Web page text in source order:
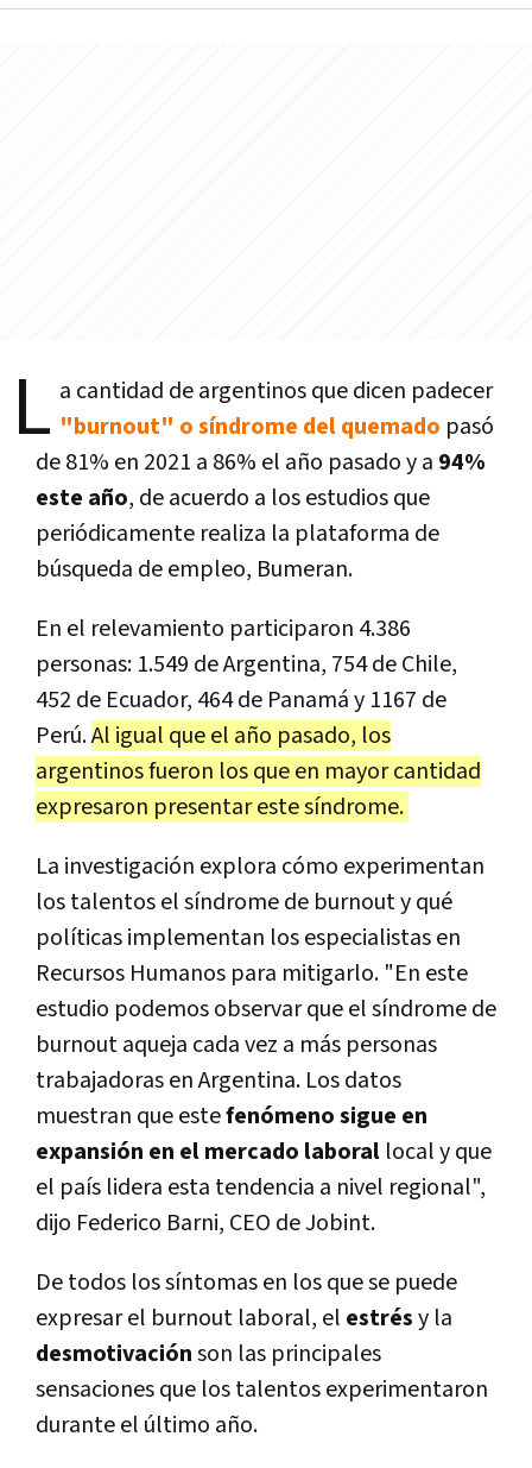
L a cantidad de argentinos que dicen padecer
"burnout" o síndrome del quemado pasó
de 81% en 2021 a 86% el año pasado y a 94%
este año, de acuerdo a los estudios que
periódicamente realiza la plataforma de
búsqueda de empleo, Bumeran.
En el relevamiento participaron 4.386
personas: 1.549 de Argentina, 754 de Chile,
452 de Ecuador, 464 de Panamá y 1167 de
Perú.Al igual que el año pasado, los
argentinos fueron los que en mayor cantidad
expresaron presentar este síndrome.
La investigación explora cómo experimentan
los talentos el síndrome de burnout y qué
políticas implementan los especialistas en
Recursos Humanos para mitigarlo. "En este
estudio podemos observar que el síndrome de
burnout aqueja cada vez a más personas
trabajadoras en Argentina. Los datos
muestran que estefenómeno sigue en
expansión en el mercado laboral local y que
el país lidera esta tendencia a nivel regional",
dijo Federico Barni, CEO de Jobint.
De todos los síntomas en los que se puede
expresar el burnout laboral, el estrésy la
desmotivaciónson las principales
sensaciones que los talentos experimentaron
durante el último año.